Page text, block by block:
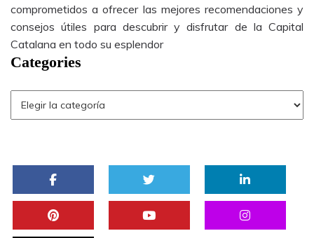
comprometidos a ofrecer las mejores recomendaciones y
consejos útiles para descubrir y disfrutar de la Capital
Catalana en todo su esplendor
Categories